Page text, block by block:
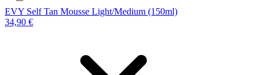
EVY Self Tan Mousse Light/Medium (150ml)
34,90 €